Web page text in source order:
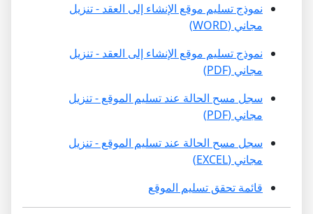
نموذج تسليم موقع الإنشاء إلى العقد - تنزيل
مجاني (WORD)
نموذج تسليم موقع الإنشاء إلى العقد - تنزيل
مجاني (PDF)
سجل مسح الحالة عند تسليم الموقع - تنزيل
مجاني (PDF)
سجل مسح الحالة عند تسليم الموقع - تنزيل
مجاني (EXCEL)
قائمة تحقق تسليم الموقع